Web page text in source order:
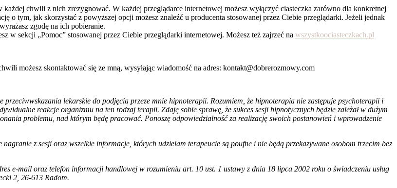
chwili z nich zrezygnować. W każdej przeglądarce internetowej możesz wyłączyć ciasteczka zarówno dla konkretnej
tym, jak skorzystać z powyższej opcji możesz znaleźć u producenta stosowanej przez Ciebie przeglądarki. Jeżeli jednak
zgodę na ich pobieranie.
w sekcji „Pomoc” stosowanej przez Ciebie przeglądarki internetowej. Możesz też zajrzeć na wszystkoociasteczkach.pl
możesz skontaktować się ze mną, wysyłając wiadomość na adres: kontakt@dobrerozmowy.com
przeciwwskazania lekarskie do podjęcia przeze mnie hipnoterapii. Rozumiem, że hipnoterapia nie zastępuje psychoterapii i
reakcje organizmu na ten rodzaj terapii. Zdaję sobie sprawę, że sukces sesji hipnotycznych będzie zależał w dużym
problemu, nad którym będę pracować. Ponoszę odpowiedzialność za realizację swoich postanowień i wprowadzenie
z sesji oraz wszelkie informacje, których udzielam terapeucie są poufne i nie będą przekazywane osobom trzecim bez
e-mail oraz telefon informacji handlowej w rozumieniu art. 10 ust. 1 ustawy z dnia 18 lipca 2002 roku o świadczeniu usług
2, 26-613 Radom.